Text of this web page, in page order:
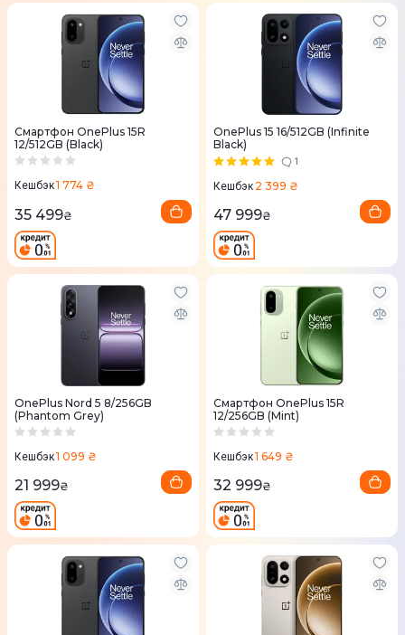
Смартфон OnePlus 15R
12/512GB (Black)
Кешбэк1 774 ₴
35 499₴
OnePlus 15 16/512GB (Infinite
Black)
1
Кешбэк 2 399 ₴
47 999₴
OnePlus Nord 5 8/256GB
(Phantom Grey)
Кешбэк1 099 ₴
21 999₴
Смартфон OnePlus 15R
12/256GB (Mint)
Кешбэк1 649 ₴
32 999₴